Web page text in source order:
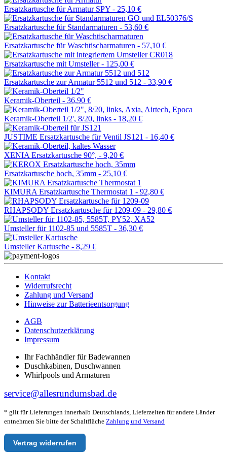
Ersatzkartusche für Armatur SPY - 25,10 €
Ersatzkartusche für Standarmaturen - 53,60 €
Ersatzkartusche für Waschtischarmaturen - 57,10 €
Ersatzkartusche mit Umsteller - 125,00 €
Ersatzkartusche zur Armatur 5512 und 512 - 33,90 €
Keramik-Oberteil - 36,90 €
Keramik-Oberteil 1/2', 8/20, links - 18,20 €
JUSTIME Ersatzkartusche für Ventil JS121 - 16,40 €
XENIA Ersatzkartusche 90°, - 9,20 €
Ersatzkartusche hoch, 35mm - 25,10 €
KIMURA Ersatzkartusche Thermostat 1 - 92,80 €
RHAPSODY Ersatzkartusche für 1209-09 - 29,80 €
Umsteller für 1102-85 und 5585T - 36,30 €
Umsteller Kartusche - 8,29 €
Kontakt
Widerrufsrecht
Zahlung und Versand
Hinweise zur Batterieentsorgung
AGB
Datenschutzerklärung
Impressum
Ihr Fachhändler für Badewannen
Duschkabinen, Duschwannen
Whirlpools und Armaturen
service@allesrundumsbad.de
* gilt für Lieferungen innerhalb Deutschlands, Lieferzeiten für andere Länder
entnehmen Sie bitte der Schaltfläche Zahlung und Versand
Vertrag widerrufen